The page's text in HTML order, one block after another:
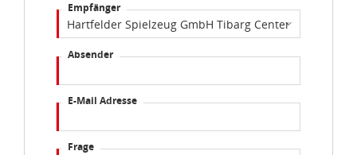
Empfänger
Absender
E-Mail Adresse
Frage